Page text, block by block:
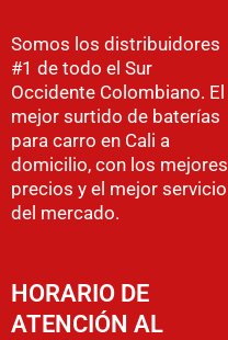
Somos los distribuidores
#1 de todo el Sur
Occidente Colombiano. El
mejor surtido de baterías
para carro en Cali a
domicilio, con los mejores
precios y el mejor servicio
del mercado.
HORARIO DE
ATENCIÓN AL